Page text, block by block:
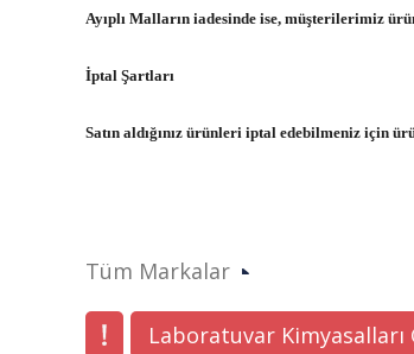
Ayıplı Malların iadesinde ise, müşterilerimiz
İptal Şartları
Satın aldığınız ürünleri iptal edebilmeniz için
Tüm Markalar
Laboratuvar Kimyasalları